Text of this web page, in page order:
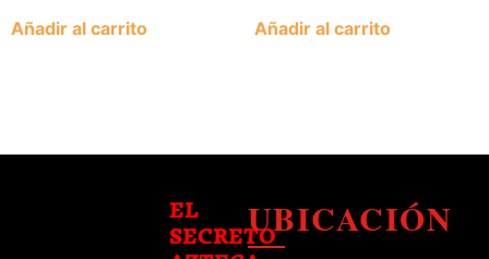
Añadir al carrito Añadir al carrito
EL
SECRETOUBICACIÓN